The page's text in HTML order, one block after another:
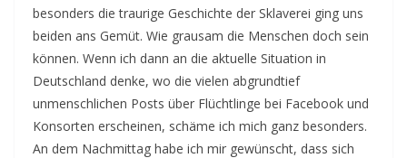
besonders die traurige Geschichte der Sklaverei ging uns
beiden ans Gemüt. Wie grausam die Menschen doch sein
können. Wenn ich dann an die aktuelle Situation in
Deutschland denke, wo die vielen abgrundtief
unmenschlichen Posts über Flüchtlinge bei Facebook und
Konsorten erscheinen, schäme ich mich ganz besonders.
An dem Nachmittag habe ich mir gewünscht, dass sich